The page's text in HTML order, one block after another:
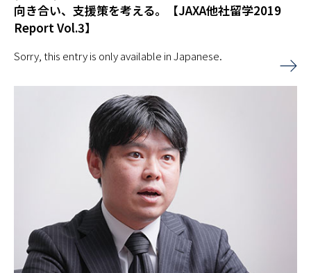
向き合い、支援策を考える。【JAXA他社留学2019
Report Vol.3】
Sorry, this entry is only available in Japanese.